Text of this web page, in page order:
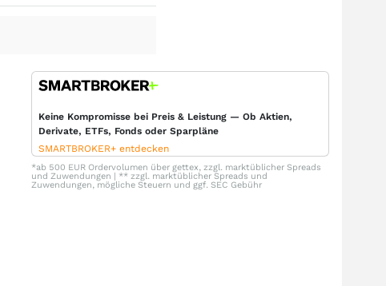
Keine Kompromisse bei Preis & Leistung — Ob Aktien,
Derivate, ETFs, Fonds oder Sparpläne
SMARTBROKER+ entdecken
*ab 500 EUR Ordervolumen über gettex, zzgl. marktüblicher Spreads
und Zuwendungen | ** zzgl. marktüblicher Spreads und
Zuwendungen, mögliche Steuern und ggf. SEC Gebühr